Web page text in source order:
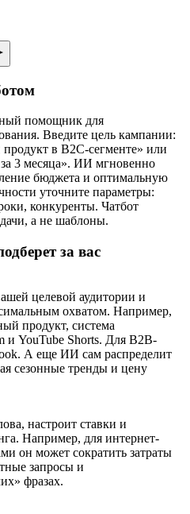
помощник для
Введите цель кампании:
в B2C-сегменте» или
3 месяца». ИИ мгновенно
бюджета и оптимальную
уточните параметры:
конкуренты. Чатбот
а не шаблоны.
за вас
целевой аудитории и
охватом. Например,
продукт, система
и YouTube Shorts. Для B2B-
А еще ИИ сам распределит
сезонные тренды и цену
настроит ставки и
Например, для интернет-
он может сократить затраты
запросы и
фразах.